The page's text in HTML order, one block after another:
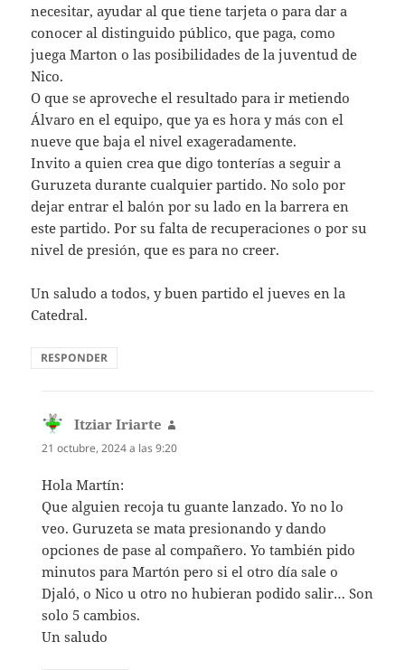
necesitar, ayudar al que tiene tarjeta o para dar a
conocer al distinguido público, que paga, como
juega Marton o las posibilidades de la juventud de
Nico.
O que se aproveche el resultado para ir metiendo
Álvaro en el equipo, que ya es hora y más con el
nueve que baja el nivel exageradamente.
Invito a quien crea que digo tonterías a seguir a
Guruzeta durante cualquier partido. No solo por
dejar entrar el balón por su lado en la barrera en
este partido. Por su falta de recuperaciones o por su
nivel de presión, que es para no creer.
Un saludo a todos, y buen partido el jueves en la
Catedral.
RESPONDER
Itziar Iriarte
21 octubre, 2024 a las 9:20
Hola Martín:
Que alguien recoja tu guante lanzado. Yo no lo
veo. Guruzeta se mata presionando y dando
opciones de pase al compañero. Yo también pido
minutos para Martón pero si el otro día sale o
Djaló, o Nico u otro no hubieran podido salir… Son
solo 5 cambios.
Un saludo